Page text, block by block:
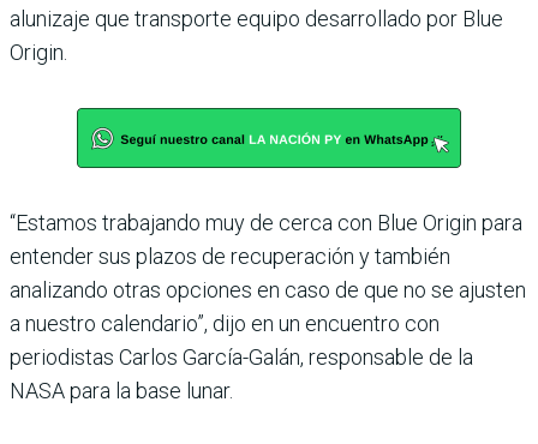
alunizaje que transporte equipo desarrollado por Blue
Origin.
“Estamos trabajando muy de cerca con Blue Origin para
entender sus plazos de recuperación y también
analizando otras opciones en caso de que no se ajusten
a nuestro calendario”, dijo en un encuentro con
periodistas Carlos García-Galán, responsable de la
NASA para la base lunar.